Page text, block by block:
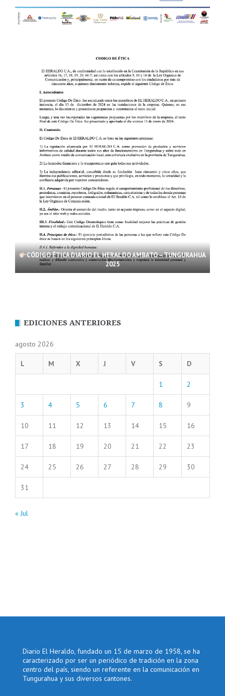
CÓDIGO ÉTICA DIARIO EL HERALDO AMBATO – TUNGURAHUA
2025
EDICIONES ANTERIORES
agosto 2026
L M X J V S D
1 2
3 4 5 6 7 8 9
10 11 12 13 14 15 16
17 18 19 20 21 22 23
24 25 26 27 28 29 30
31
« Jul
Diario El Heraldo, fundado un 15 de marzo de 1958, se ha
caracterizado por ser un periódico de tradición en la zona
centro del país, siendo un referente en la comunicación en
Tungurahua y sus diversos cantones.